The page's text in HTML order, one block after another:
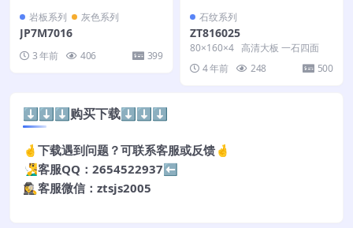
岩板系列 灰色系列
JP7M7016
3 年前 406 399
石纹系列
ZT816025
80×160×4 高清大板 一石四面
4 年前
248 500
⬇️⬇️⬇️购买下载⬇️⬇️⬇️
🤞下载遇到问题？可联系客服或反馈🤞
🧏‍♂️客服QQ：2654522937⬅️
🕵️‍♀️客服微信：ztsjs2005